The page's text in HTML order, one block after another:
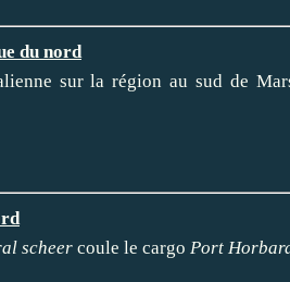
du nord
sur la région au sud de
scheer coule le cargo Port